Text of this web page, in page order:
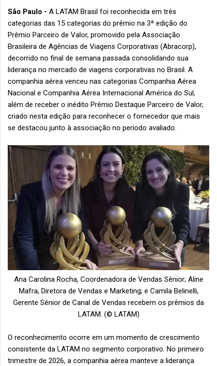
São Paulo - A LATAM Brasil foi reconhecida em três
categorias das 15 categorias do prêmio na 3ª edição do
Prêmio Parceiro de Valor, promovido pela Associação
Brasileira de Agências de Viagens Corporativas (Abracorp),
decorrido no final de semana passada consolidando sua
liderança no mercado de viagens corporativas no Brasil. A
companhia aérea venceu nas categorias Companhia Aérea
Nacional e Companhia Aérea Internacional América do Sul,
além de receber o inédito Prêmio Destaque Parceiro de Valor,
criado nesta edição para reconhecer o fornecedor que mais
se destacou junto à associação no período avaliado.
Ana Carolina Rocha, Coordenadora de Vendas Sênior; Aline
Mafra, Diretora de Vendas e Marketing; e Camila Belinelli,
Gerente Sênior de Canal de Vendas recebem os prêmios da
LATAM. (© LATAM)
O reconhecimento ocorre em um momento de crescimento
consistente da LATAM no segmento corporativo. No primeiro
trimestre de 2026, a companhia aérea manteve a liderança